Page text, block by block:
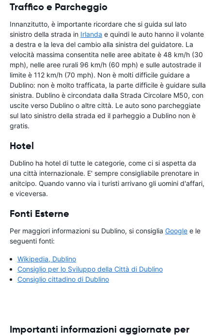
Traffico e Parcheggio
Innanzitutto, è importante ricordare che si guida sul lato
sinistro della strada in Irlanda e quindi le auto hanno il volante
a destra e la leva del cambio alla sinistra del guidatore. La
velocità massima consentita nelle aree abitate è 48 km/h (30
mph), nelle aree rurali 96 km/h (60 mph) e sulle autostrade il
limite è 112 km/h (70 mph). Non è molti difficile guidare a
Dublino: non è molto trafficata, la parte difficile è guidare sulla
sinistra. Dublino è circondata dalla Strada Circolare M50, con
uscite verso Dublino o altre città. Le auto sono parcheggiate
sul lato sinistro della strada ed il parheggio a Dublino non è
gratis.
Hotel
Dublino ha hotel di tutte le categorie, come ci si aspetta da
una città internazionale. E' sempre consigliabile prenotare in
anitcipo. Quando vanno via i turisti arrivano gli uomini d'affari,
e viceversa.
Fonti Esterne
Per maggiori informazioni su Dublino, si consiglia Google e le
seguenti fonti:
Wikipedia, Dublino
Consiglio per lo Sviluppo della Città di Dublino
Consiglio cittadino di Dublino
Importanti informazioni aggiornate per